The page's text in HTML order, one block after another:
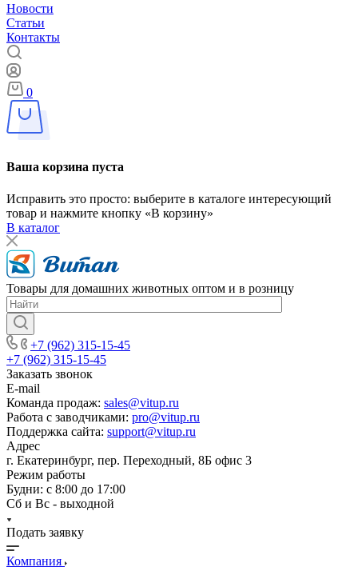
Новости
Статьи
Контакты
0
Ваша корзина пуста
Исправить это просто: выберите в каталоге интересующий
товар и нажмите кнопку «В корзину»
В каталог
Товары для домашних животных оптом и в розницу
+7 (962) 315-15-45
+7 (962) 315-15-45
Заказать звонок
E-mail
Команда продаж: sales@vitup.ru
Работа с заводчиками: pro@vitup.ru
Поддержка сайта: support@vitup.ru
Адрес
г. Екатеринбург, пер. Переходный, 8Б офис 3
Режим работы
Будни: с 8:00 до 17:00
Сб и Вс - выходной
Подать заявку
Компания